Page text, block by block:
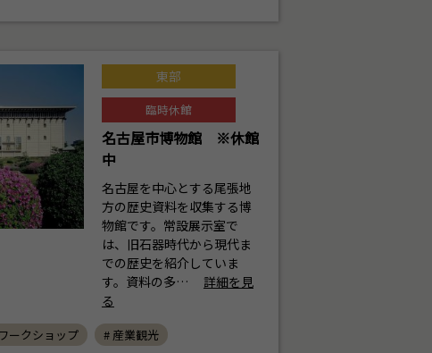
東部
臨時休館
名古屋市博物館 ※休館
中
名古屋を中心とする尾張地
方の歴史資料を収集する博
物館です。常設展示室で
は、旧石器時代から現代ま
での歴史を紹介していま
す。資料の多…
詳細を見
る
ークショップ # 産業観光